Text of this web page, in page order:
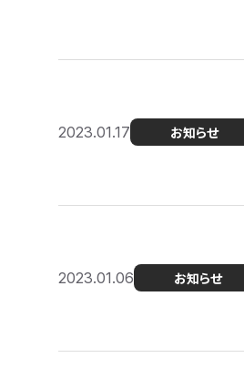
2023.01.17 お知らせ
2023.01.06 お知らせ